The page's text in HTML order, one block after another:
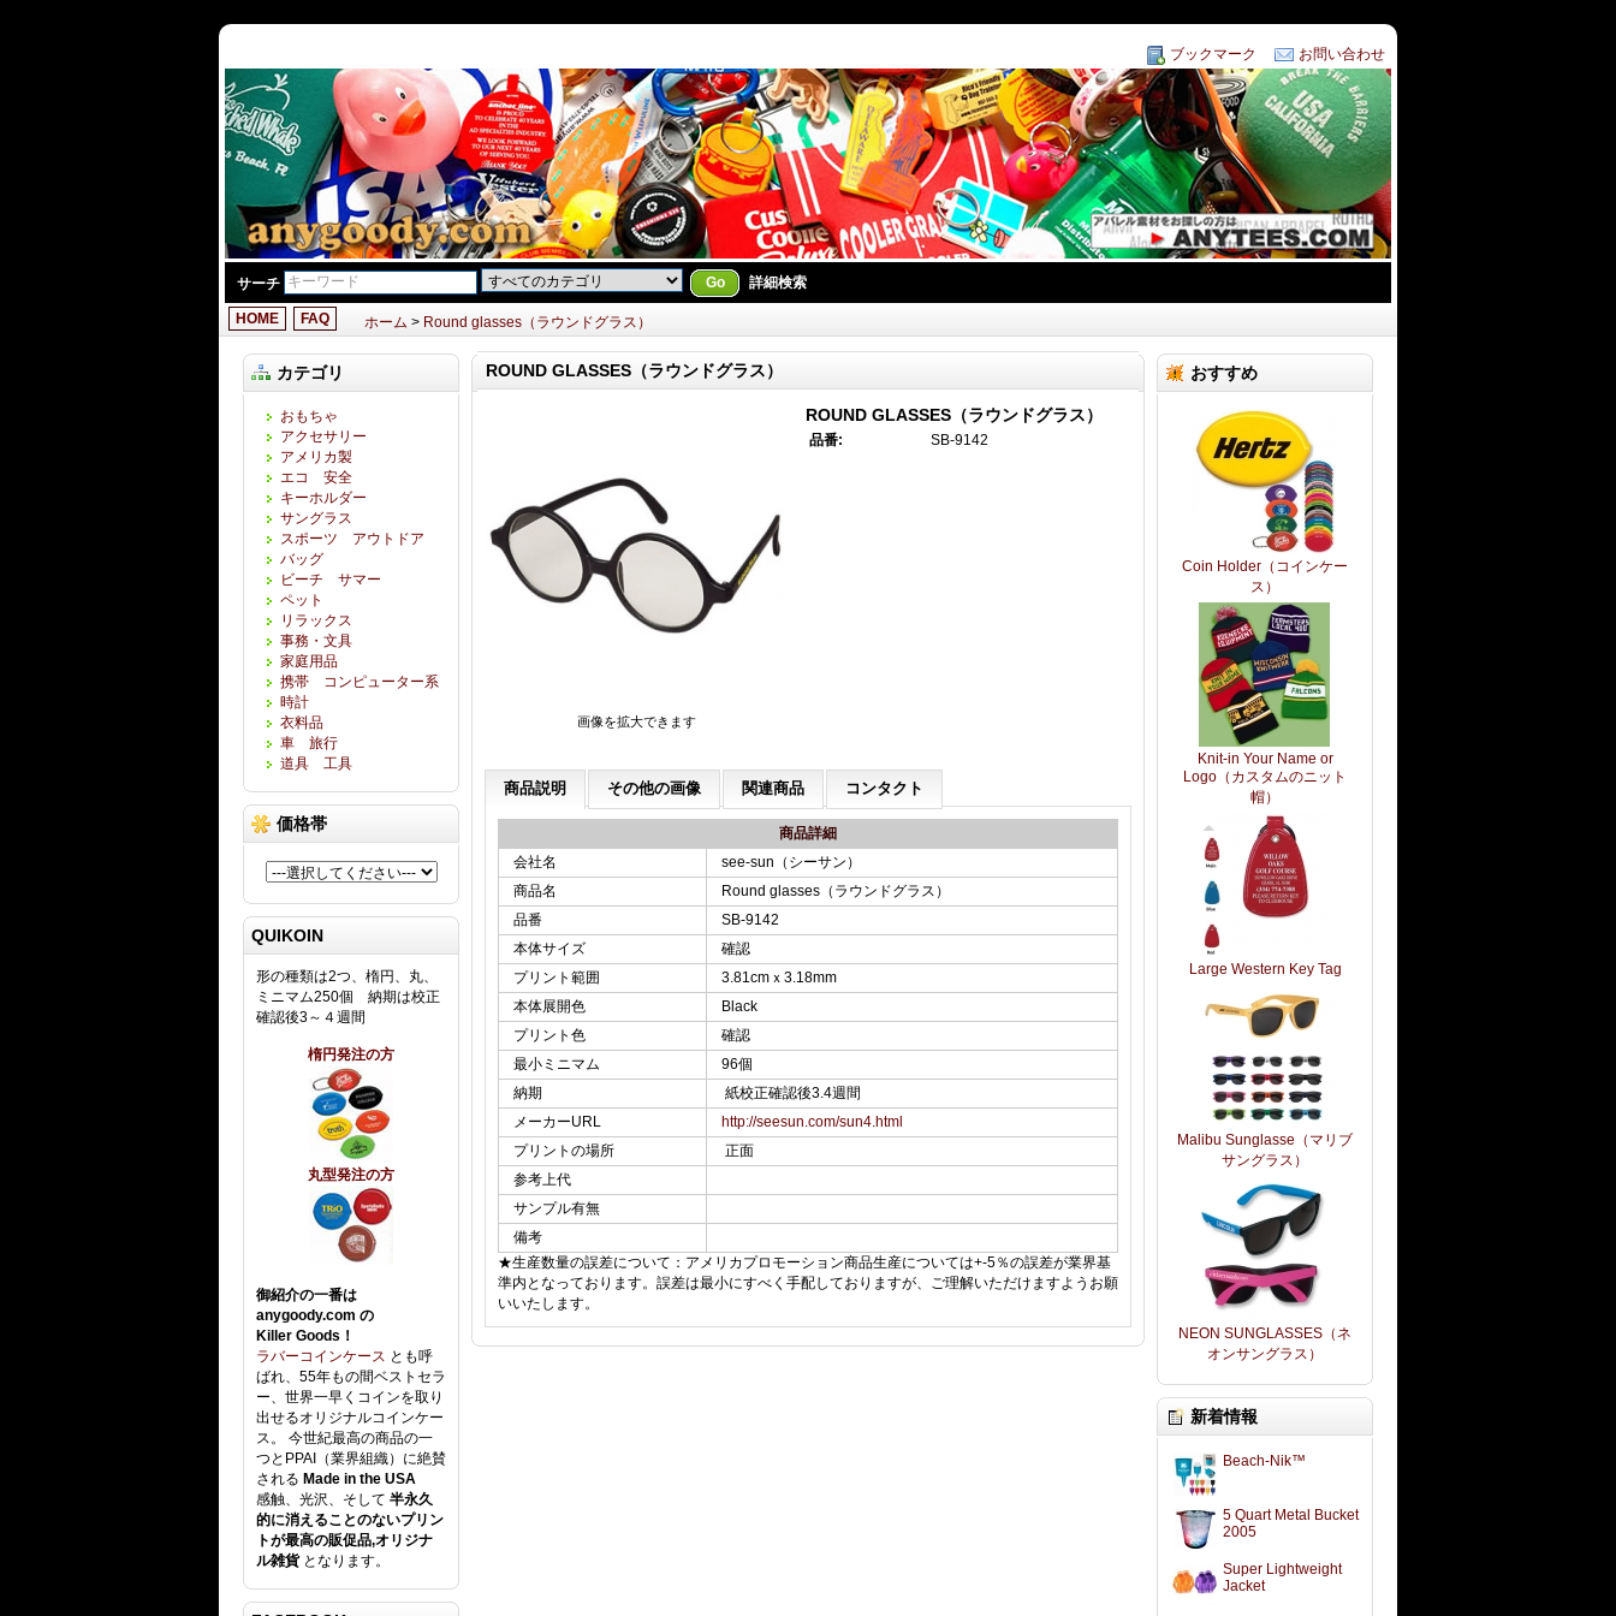
ブックマーク お問い合わせ
サーチ Go 詳細検索
FAQ
HOME ホーム > Round glasses（ラウンドグラス）
カテゴリ
おもちゃ
アクセサリー
アメリカ製
エコ 安全
キーホルダー
サングラス
スポーツ アウトドア
バッグ
ビーチ サマー
ペット
リラックス
事務・文具
家庭用品
携帯 コンピューター系
時計
衣料品
車 旅行
道具 工具
価格帯
QUIKOIN
形の種類は2つ、楕円、丸、
ミニマム250個 納期は校正
確認後3～４週間
楕円発注の方
丸型発注の方
御紹介の一番は
anygoody.com の
Killer Goods！
ラバーコインケース とも呼
ばれ、55年もの間ベストセラ
ー、世界一早くコインを取り
出せるオリジナルコインケー
ス。 今世紀最高の商品の一
つとPPAI（業界組織）に絶賛
される Made in the USA
感触、光沢、そして 半永久
的に消えることのないプリン
トが最高の販促品,オリジナ
ル雑貨 となります。
おすすめ
Coin Holder（コインケー
ス）
Knit-in Your Name or
Logo（カスタムのニット
帽）
Large Western Key Tag
Malibu Sunglasse（マリブ
サングラス）
NEON SUNGLASSES（ネ
オンサングラス）
新着情報
Beach-Nik™
5 Quart Metal Bucket
2005
Super Lightweight
Jacket
ROUND GLASSES（ラウンドグラス）
画像を拡大できます
ROUND GLASSES（ラウンドグラス）
品番: SB-9142
商品説明 その他の画像 関連商品 コンタクト
商品詳細
会社名
see-sun（シーサン）
商品名
Round glasses（ラウンドグラス）
品番
SB-9142
本体サイズ
確認
プリント範囲
3.81cmｘ3.18mm
本体展開色
Black
プリント色
確認
最小ミニマム
96個
納期
紙校正確認後3.4週間
メーカーURL
http://seesun.com/sun4.html
プリントの場所
正面
参考上代
サンプル有無
備考
★生産数量の誤差について：アメリカプロモーション商品生産については+-5％の誤差が業界基
準内となっております。誤差は最小にすべく手配しておりますが、ご理解いただけますようお願
いいたします。